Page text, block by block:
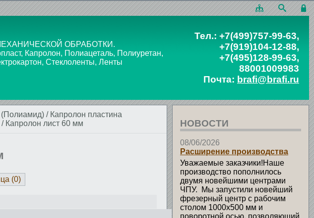
ОБРАБОТКИ.
Капролон, Полиацеталь, Полиуретан,
Стеклоленты, Ленты
Тел.: +7(499)757-99-63,
+7(919)104-12-88,
+7(495)128-99-63,
88001009983
Почта: brafi@brafi.ru
/ Капролон пластина
/ Капролон лист 60 мм
(0)
НОВОСТИ
08/06/2026
Расширение производства
Уважаемые заказчики!Наше
производство пополнилось
двумя новейшими центрами
ЧПУ. Мы запустили новейший
фрезерный центр с рабочим
столом 1000х500 мм и